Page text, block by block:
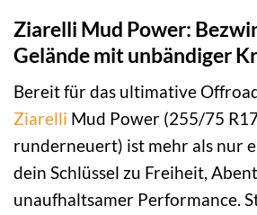
Ziarelli Mud Power:
Gelände mit unbändiger
Bereit für das ultimative
Ziarelli Mud Power (255/75
runderneuert) ist mehr als nur
dein Schlüssel zu Freiheit,
unaufhaltsamer Performance.